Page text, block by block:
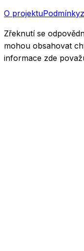
O projektuPodmínky
Zřeknutí se
mohou obsahovat
informace zde